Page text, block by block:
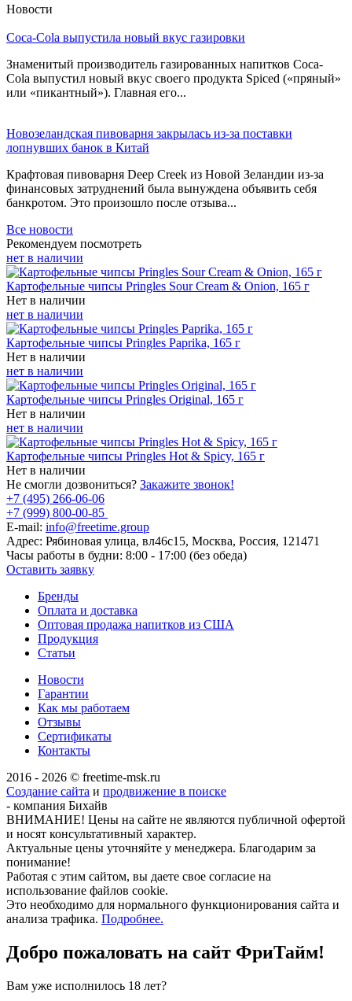
Новости
Coca-Cola выпустила новый вкус газировки
Знаменитый производитель газированных напитков Coca-
Cola выпустил новый вкус своего продукта Spiced («пряный»
или «пикантный»). Главная его...
Новозеландская пивоварня закрылась из-за поставки
лопнувших банок в Китай
Крафтовая пивоварня Deep Creek из Новой Зеландии из-за
финансовых затруднений была вынуждена объявить себя
банкротом. Это произошло после отзыва...
Все новости
Рекомендуем посмотреть
нет в наличии
Картофельные чипсы Pringles Sour Cream & Onion, 165 г
Нет в наличии
нет в наличии
Картофельные чипсы Pringles Paprika, 165 г
Нет в наличии
нет в наличии
Картофельные чипсы Pringles Original, 165 г
Нет в наличии
нет в наличии
Картофельные чипсы Pringles Hot & Spicy, 165 г
Нет в наличии
Не смогли дозвониться? Закажите звонок!
+7 (495) 266-06-06
+7 (999) 800-00-85
E-mail: info@freetime.group
Адрес: Рябиновая улица, вл46с15, Москва, Россия, 121471
Часы работы в будни: 8:00 - 17:00 (без обеда)
Оставить заявку
Бренды
Оплата и доставка
Оптовая продажа напитков из США
Продукция
Статьи
Новости
Гарантии
Как мы работаем
Отзывы
Сертификаты
Контакты
2016 - 2026 © freetime-msk.ru
Создание сайта и продвижение в поиске
- компания Бихайв
ВНИМАНИЕ! Цены на сайте не являются публичной офертой
и носят консультативный характер.
Актуальные цены уточняйте у менеджера. Благодарим за
понимание!
Работая с этим сайтом, вы даете свое согласие на
использование файлов cookie.
Это необходимо для нормального функционирования сайта и
анализа трафика. Подробнее.
Добро пожаловать на сайт ФриТайм!
Вам уже исполнилось 18 лет?